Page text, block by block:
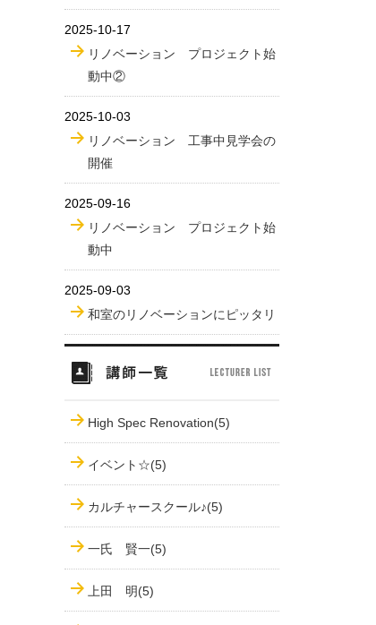
2025-10-17
リノベーション プロジェクト始
動中②
2025-10-03
リノベーション 工事中見学会の
開催
2025-09-16
リノベーション プロジェクト始
動中
2025-09-03
和室のリノベーションにピッタリ
High Spec Renovation(5)
イベント☆(5)
カルチャースクール♪(5)
一氏 賢一(5)
上田 明(5)